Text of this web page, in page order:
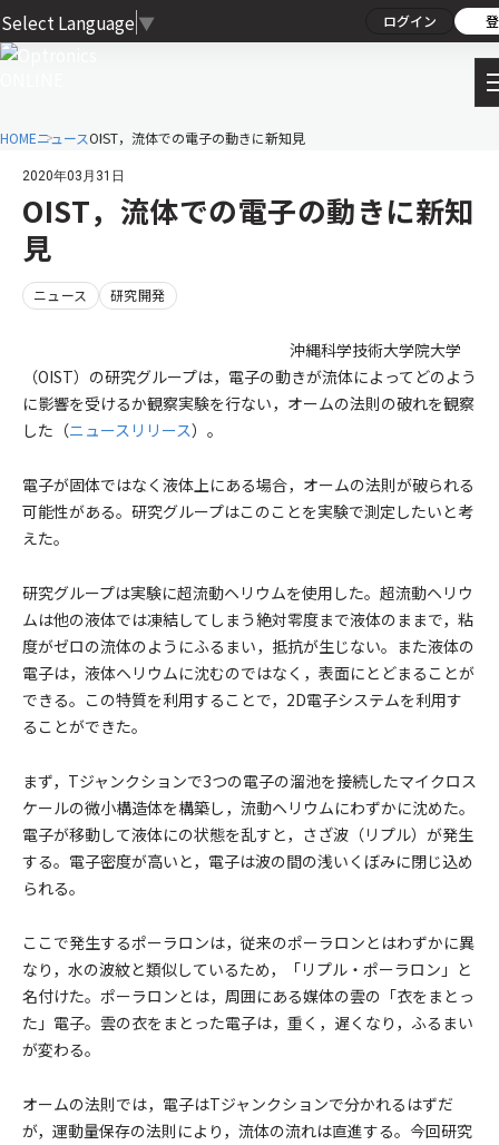
Select Language ▼ ログイン
HOMEニュースOIST，流体での電子の動きに新知見
2020年03月31日
OIST，流体での電子の動きに新知
見
ニュース 研究開発
沖縄科学技術大学院大学
（OIST）の研究グループは，電子の動きが流体によってどのよう
に影響を受けるか観察実験を行ない，オームの法則の破れを観察
した（ニュースリリース）。
電子が固体ではなく液体上にある場合，オームの法則が破られる
可能性がある。研究グループはこのことを実験で測定したいと考
えた。
研究グループは実験に超流動ヘリウムを使用した。超流動ヘリウ
ムは他の液体では凍結してしまう絶対零度まで液体のままで，粘
度がゼロの流体のようにふるまい，抵抗が生じない。また液体の
電子は，液体ヘリウムに沈むのではなく，表面にとどまることが
できる。この特質を利用することで，2D電子システムを利用す
ることができた。
まず，Tジャンクションで3つの電子の溜池を接続したマイクロス
ケールの微小構造体を構築し，流動ヘリウムにわずかに沈めた。
電子が移動して液体にの状態を乱すと，さざ波（リプル）が発生
する。電子密度が高いと，電子は波の間の浅いくぼみに閉じ込め
られる。
ここで発生するポーラロンは，従来のポーラロンとはわずかに異
なり，水の波紋と類似しているため，「リプル・ポーラロン」と
名付けた。ポーラロンとは，周囲にある媒体の雲の「衣をまとっ
た」電子。雲の衣をまとった電子は，重く，遅くなり，ふるまい
が変わる。
オームの法則では，電子はTジャンクションで分かれるはずだ
が，運動量保存の法則により，流体の流れは直進する。今回研究